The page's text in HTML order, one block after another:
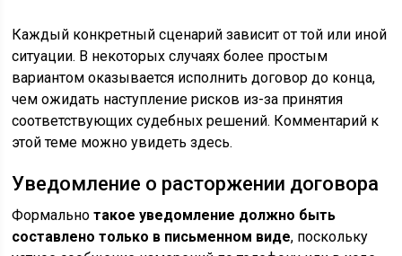
Каждый конкретный сценарий зависит от той или иной
ситуации. В некоторых случаях более простым
вариантом оказывается исполнить договор до конца,
чем ожидать наступление рисков из-за принятия
соответствующих судебных решений. Комментарий к
этой теме можно увидеть здесь.
Уведомление о расторжении договора
Формальнотакое уведомление должно быть
составлено только в письменном виде, поскольку